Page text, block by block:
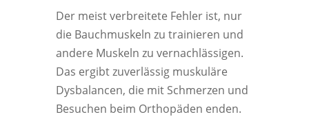
Der meist verbreitete Fehler ist, nur
die Bauchmuskeln zu trainieren und
andere Muskeln zu vernachlässigen.
Das ergibt zuverlässig muskuläre
Dysbalancen, die mit Schmerzen und
Besuchen beim Orthopäden enden.